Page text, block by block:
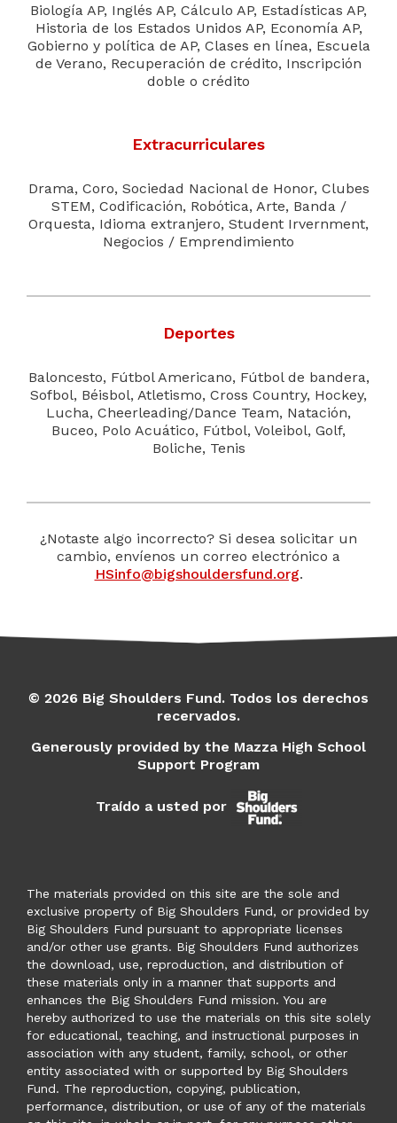
Biología AP, Inglés AP, Cálculo AP, Estadísticas AP,
Historia de los Estados Unidos AP, Economía AP,
Gobierno y política de AP, Clases en línea, Escuela
de Verano, Recuperación de crédito, Inscripción
doble o crédito
Extracurriculares
Drama, Coro, Sociedad Nacional de Honor, Clubes
STEM, Codificación, Robótica, Arte, Banda /
Orquesta, Idioma extranjero, Student Irvernment,
Negocios / Emprendimiento
Deportes
Baloncesto, Fútbol Americano, Fútbol de bandera,
Sofbol, Béisbol, Atletismo, Cross Country, Hockey,
Lucha, Cheerleading/Dance Team, Natación,
Buceo, Polo Acuático, Fútbol, Voleibol, Golf,
Boliche, Tenis
¿Notaste algo incorrecto? Si desea solicitar un
cambio, envíenos un correo electrónico a
HSinfo@bigshouldersfund.org.
© 2026 Big Shoulders Fund. Todos los derechos
recervados.
Generously provided by the Mazza High School
Support Program
Traído a usted por
The materials provided on this site are the sole and
exclusive property of Big Shoulders Fund, or provided by
Big Shoulders Fund pursuant to appropriate licenses
and/or other use grants. Big Shoulders Fund authorizes
the download, use, reproduction, and distribution of
these materials only in a manner that supports and
enhances the Big Shoulders Fund mission. You are
hereby authorized to use the materials on this site solely
for educational, teaching, and instructional purposes in
association with any student, family, school, or other
entity associated with or supported by Big Shoulders
Fund. The reproduction, copying, publication,
performance, distribution, or use of any of the materials